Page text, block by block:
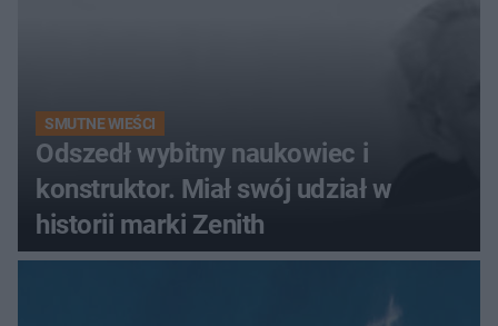
SMUTNE WIEŚCI
Odszedł wybitny naukowiec i
konstruktor. Miał swój udział w
historii marki Zenith